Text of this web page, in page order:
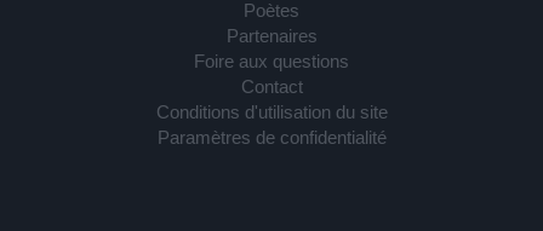
Poètes
Partenaires
Foire aux questions
Contact
Conditions d'utilisation du site
Paramètres de confidentialité